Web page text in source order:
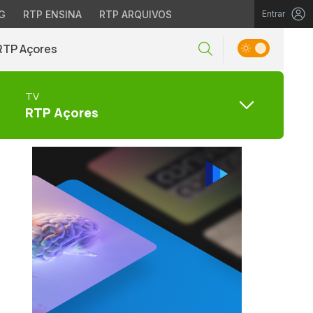
RTP ENSINA RTP ARQUIVOS Entrar
Açores
TV
RTP Açores